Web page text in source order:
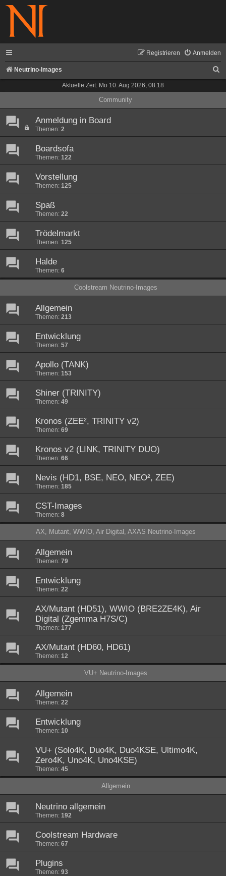
Anmelden
Registrieren
Neutrino-Images
h
Aktuelle Zeit: Mo 10. Aug 2026, 08:18
Community
Anmeldung in Board
Themen: 2
Boardsofa
Themen: 122
Vorstellung
Themen: 125
Spaß
Themen: 22
Trödelmarkt
Themen: 125
Halde
Themen: 6
Coolstream Neutrino-Images
Allgemein
Themen: 213
Entwicklung
Themen: 57
Apollo (TANK)
Themen: 153
Shiner (TRINITY)
Themen: 49
Kronos (ZEE², TRINITY v2)
Themen: 69
Kronos v2 (LINK, TRINITY DUO)
Themen: 66
Nevis (HD1, BSE, NEO, NEO², ZEE)
Themen: 185
CST-Images
Themen: 8
AX, Mutant, WWIO, Air Digital, AXAS Neutrino-Images
Allgemein
Themen: 79
Entwicklung
Themen: 22
AX/Mutant (HD51), WWIO (BRE2ZE4K), Air
Digital (Zgemma H7S/C)
Themen: 177
AX/Mutant (HD60, HD61)
Themen: 12
VU+ Neutrino-Images
Allgemein
Themen: 22
Entwicklung
Themen: 10
VU+ (Solo4K, Duo4K, Duo4KSE, Ultimo4K,
Zero4K, Uno4K, Uno4KSE)
Themen: 45
Allgemein
Neutrino allgemein
Themen: 192
Coolstream Hardware
Themen: 67
Plugins
Themen: 93